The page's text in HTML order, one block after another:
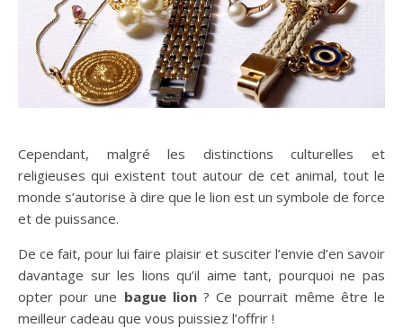
Cependant, malgré les distinctions culturelles et
religieuses qui existent tout autour de cet animal, tout le
monde s’autorise à dire que le lion est un symbole de force
et de puissance.
De ce fait, pour lui faire plaisir et susciter l’envie d’en savoir
davantage sur les lions qu’il aime tant, pourquoi ne pas
opter pour une bague lion? Ce pourrait même être le
meilleur cadeau que vous puissiez l’offrir !